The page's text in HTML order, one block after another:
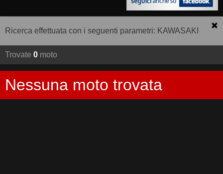
Ricerca effettuata con i seguenti parametri: KAWASAKI
Trovate 0 moto
Nessuna moto trovata